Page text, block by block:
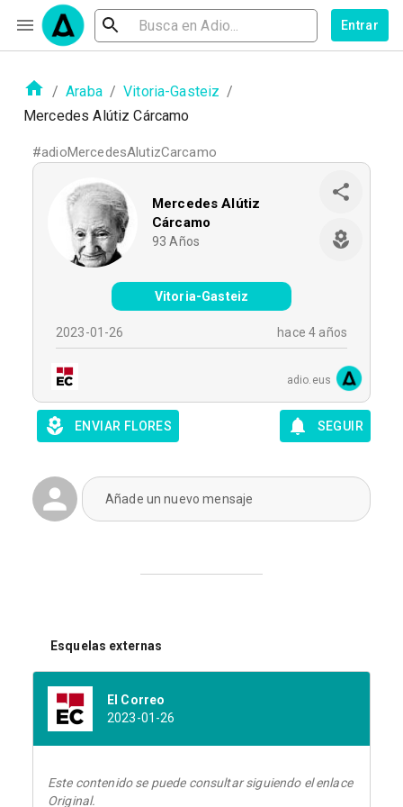
Entrar
/ Araba / Vitoria-Gasteiz /
Mercedes Alútiz Cárcamo
#adioMercedesAlutizCarcamo
Mercedes Alútiz
Cárcamo
93 Años
Vitoria-Gasteiz
2023-01-26 hace 4 años
adio.eus
ENVIAR FLORES SEGUIR
Añade un nuevo mensaje
Esquelas externas
El Correo
2023-01-26
Este contenido se puede consultar siguiendo el enlace
Original.